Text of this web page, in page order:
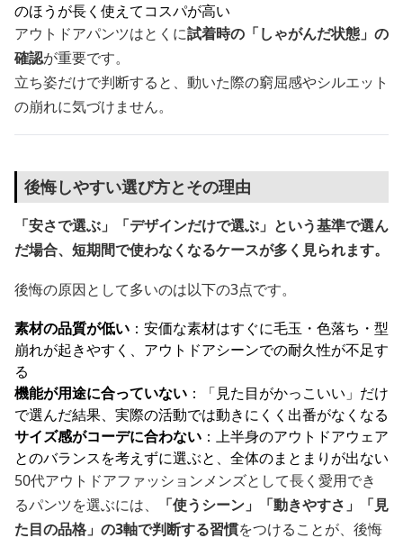
のほうが長く使えてコスパが高い
アウトドアパンツはとくに試着時の「しゃがんだ状態」の
確認が重要です。
立ち姿だけで判断すると、動いた際の窮屈感やシルエット
の崩れに気づけません。
後悔しやすい選び方とその理由
「安さで選ぶ」「デザインだけで選ぶ」という基準で選ん
だ場合、短期間で使わなくなるケースが多く見られます。
後悔の原因として多いのは以下の3点です。
素材の品質が低い ：安価な素材はすぐに毛玉・色落ち・型
崩れが起きやすく、アウトドアシーンでの耐久性が不足す
る
機能が用途に合っていない ：「見た目がかっこいい」だけ
で選んだ結果、実際の活動では動きにくく出番がなくなる
サイズ感がコーデに合わない ：上半身のアウトドアウェア
とのバランスを考えずに選ぶと、全体のまとまりが出ない
50代アウトドアファッションメンズとして長く愛用でき
るパンツを選ぶには、
「使うシーン」「動きやすさ」「見
た目の品格」の3軸で判断する習慣をつけることが、後悔